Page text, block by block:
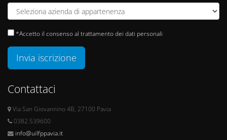
*Accetto il consenso al trattamento dei dati personali
Invia iscrizione
Contattaci
Via San Giovannino 4B, 27100 Pavia
0382.539600
info@uilfppavia.it